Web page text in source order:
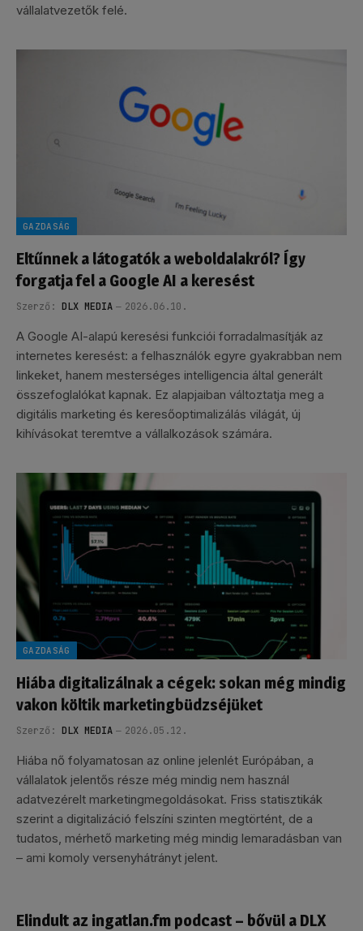
vállalatvezetők felé.
GAZDASÁG
Eltűnnek a látogatók a weboldalakról? Így
forgatja fel a Google AI a keresést
Szerző: DLX MEDIA 2026.06.10.
A Google AI-alapú keresési funkciói forradalmasítják az
internetes keresést: a felhasználók egyre gyakrabban nem
linkeket, hanem mesterséges intelligencia által generált
összefoglalókat kapnak. Ez alapjaiban változtatja meg a
digitális marketing és keresőoptimalizálás világát, új
kihívásokat teremtve a vállalkozások számára.
GAZDASÁG
Hiába digitalizálnak a cégek: sokan még mindig
vakon költik marketingbüdzséjüket
Szerző: DLX MEDIA 2026.05.12.
Hiába nő folyamatosan az online jelenlét Európában, a
vállalatok jelentős része még mindig nem használ
adatvezérelt marketingmegoldásokat. Friss statisztikák
szerint a digitalizáció felszíni szinten megtörtént, de a
tudatos, mérhető marketing még mindig lemaradásban van
– ami komoly versenyhátrányt jelent.
Elindult az ingatlan.fm podcast – bővül a DLX